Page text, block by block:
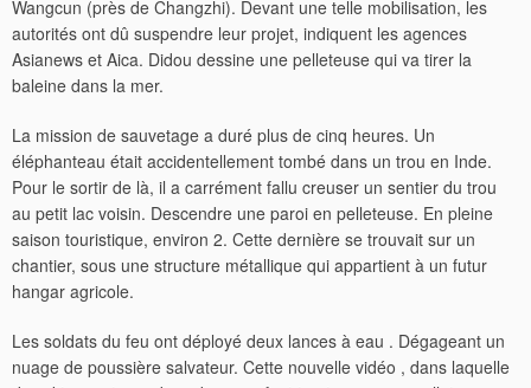
Wangcun (près de Changzhi). Devant une telle mobilisation, les
autorités ont dû suspendre leur projet, indiquent les agences
Asianews et Aica. Didou dessine une pelleteuse qui va tirer la
baleine dans la mer.
La mission de sauvetage a duré plus de cinq heures. Un
éléphanteau était accidentellement tombé dans un trou en Inde.
Pour le sortir de là, il a carrément fallu creuser un sentier du trou
au petit lac voisin. Descendre une paroi en pelleteuse. En pleine
saison touristique, environ 2. Cette dernière se trouvait sur un
chantier, sous une structure métallique qui appartient à un futur
hangar agricole.
Les soldats du feu ont déployé deux lances à eau . Dégageant un
nuage de poussière salvateur. Cette nouvelle vidéo , dans laquelle